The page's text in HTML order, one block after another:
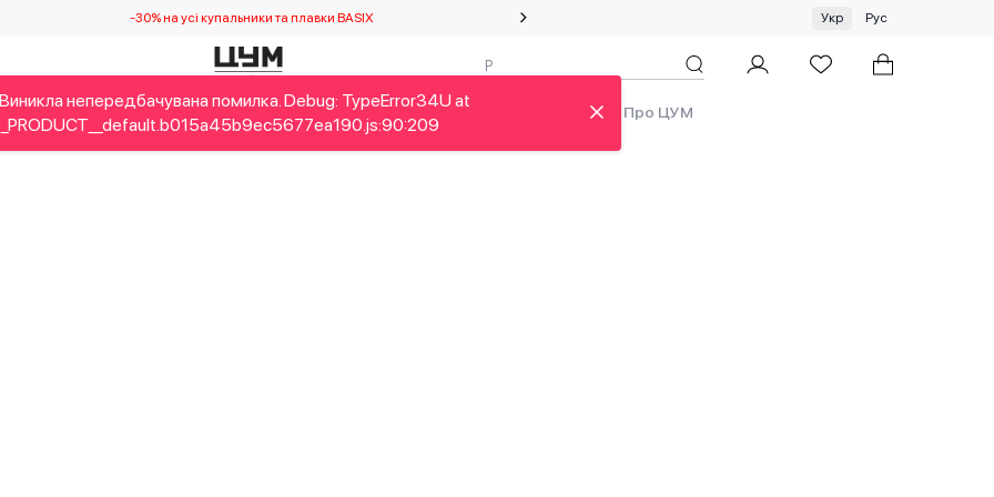
-30% на усі купальники та плавки BASIX Спеціальна пропозиція на одяг та хустки ЦУМ by GUNIA
Укр Рус
Дітям Home&Gifts Українські дизайнери Краса Бренди Аутлет Про ЦУМ
непередбачувана помилка. Debug: TypeError34U at